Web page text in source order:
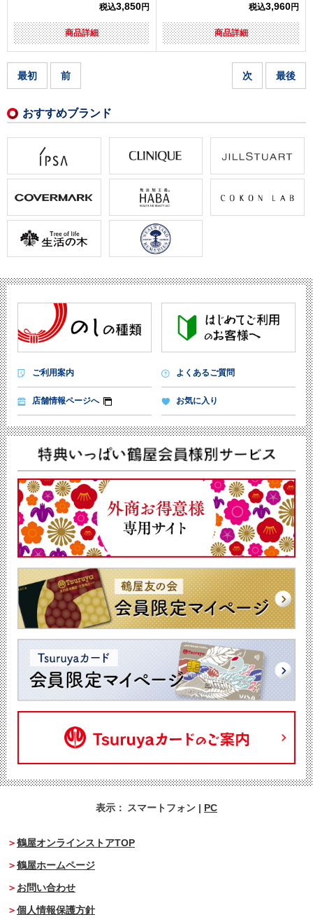
税込3,850円
商品詳細
税込3,960円
商品詳細
最初 前 次 最後
おすすめブランド
ご利用案内 よくあるご質問
店舗情報ページへ お気に入り
表示： スマートフォン | PC
鶴屋オンラインストアTOP
鶴屋ホームページ
お問い合わせ
個人情報保護方針